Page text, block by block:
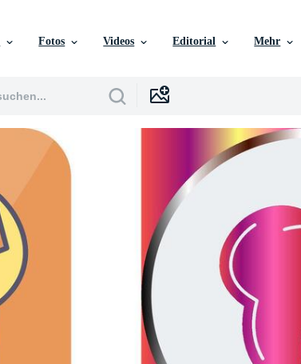
Fotos Videos Editorial Mehr